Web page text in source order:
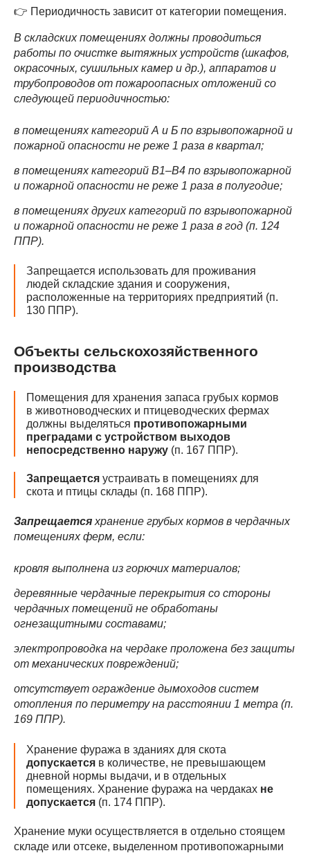
👉 Периодичность зависит от категории помещения.
В складских помещениях должны проводиться
работы по очистке вытяжных устройств (шкафов,
окрасочных, сушильных камер и др.), аппаратов и
трубопроводов от пожароопасных отложений со
следующей периодичностью:
в помещениях категорий А и Б по взрывопожарной и
пожарной опасности не реже 1 раза в квартал;
в помещениях категорий В1–В4 по взрывопожарной
и пожарной опасности не реже 1 раза в полугодие;
в помещениях других категорий по взрывопожарной
и пожарной опасности не реже 1 раза в год (п. 124
ППР).
Запрещается использовать для проживания
людей складские здания и сооружения,
расположенные на территориях предприятий (п.
130 ППР).
Объекты сельскохозяйственного
производства
Помещения для хранения запаса грубых кормов
в животноводческих и птицеводческих фермах
должны выделяться противопожарными
преградами с устройством выходов
непосредственно наружу (п. 167 ППР).
Запрещается устраивать в помещениях для
скота и птицы склады (п. 168 ППР).
Запрещается хранение грубых кормов в чердачных
помещениях ферм, если:
кровля выполнена из горючих материалов;
деревянные чердачные перекрытия со стороны
чердачных помещений не обработаны
огнезащитными составами;
электропроводка на чердаке проложена без защиты
от механических повреждений;
отсутствует ограждение дымоходов систем
отопления по периметру на расстоянии 1 метра (п.
169 ППР).
Хранение фуража в зданиях для скота
допускается в количестве, не превышающем
дневной нормы выдачи, и в отдельных
помещениях. Хранение фуража на чердаках не
допускается (п. 174 ППР).
Хранение муки осуществляется в отдельно стоящем
складе или отсеке, выделенном противопожарными